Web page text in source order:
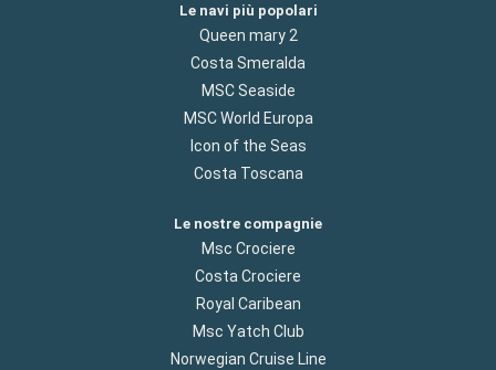
Le navi più popolari
Queen mary 2
Costa Smeralda
MSC Seaside
MSC World Europa
Icon of the Seas
Costa Toscana
Le nostre compagnie
Msc Crociere
Costa Crociere
Royal Caribean
Msc Yatch Club
Norwegian Cruise Line